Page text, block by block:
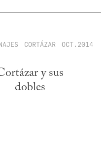
CORTÁZAR OCT.2014
y sus
dobles